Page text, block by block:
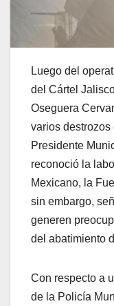
Luego del
del Cártel
Oseguera
varios destrozos
Presidente
reconoció la
Mexicano, la
sin embargo,
generen
del abatimiento
Con respecto a
de la Policía